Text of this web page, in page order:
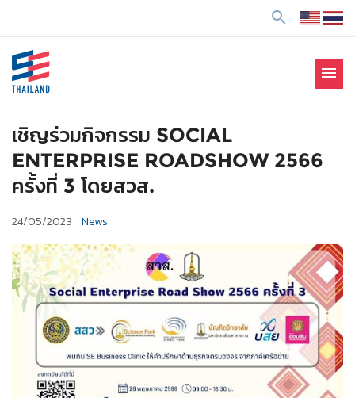
search
Enterprise: SE
menu
เชิญร่วมกิจกรรม SOCIAL
ENTERPRISE ROADSHOW 2566
ครั้งที่ 3 โดยสวส.
24/05/2023 News